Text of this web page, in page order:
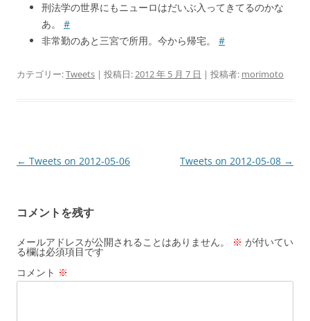
刑法学の世界にもニューロはだいぶ入ってきてるのかな
あ。 #
非常勤のあと三宮で所用。今から帰宅。 #
カテゴリー:Tweets | 投稿日:2012 年 5 月 7 日 | 投稿者: morimoto
投
ビ
ゲ
ー
シ
← Tweets on 2012-05-06 Tweets on 2012-05-08 →
コメントを残す
メールアドレスが公開されることはありません。 ※ が付いてい
る欄は必須項目です
コメント ※